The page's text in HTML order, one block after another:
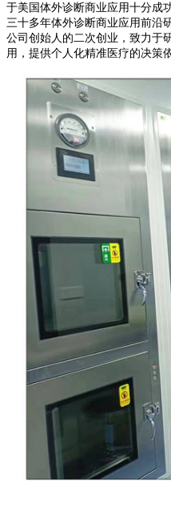
于美国体外诊断商业应用十分成
三十多年体外诊断商业应用前沿
公司创始人的二次创业，致力于
用，提供个人化精准医疗的决策